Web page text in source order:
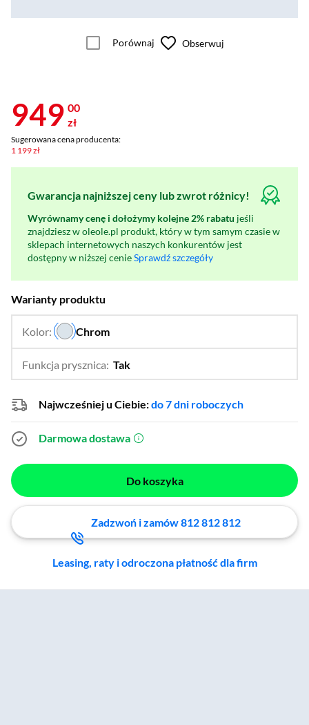
Porównaj Obserwuj
949 00
zł
Sugerowana cena producenta:
1 199 zł
Gwarancja najniższej ceny lub zwrot różnicy!
Wyrównamy cenę i dołożymy kolejne 2% rabatu jeśli
znajdziesz w oleole.pl produkt, który w tym samym czasie w
sklepach internetowych naszych konkurentów jest
dostępny w niższej cenieSprawdź szczegóły
Warianty produktu
Kolor: Chrom
Czarny mat/złoty,
Funkcja prysznica: Tak
Najwcześniej u Ciebie:do 7 dni roboczych
Darmowa dostawa (otworzy się w nowym oknie)
Do koszyka
Zadzwoń i zamów 812 812 812
Leasing, raty i odroczona płatność dla firm